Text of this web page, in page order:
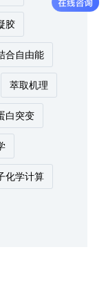
胶
合自由能
萃取机理
白突变
化学计算